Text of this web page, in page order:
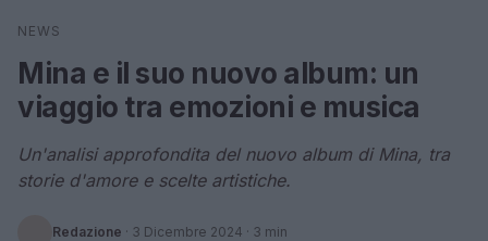
Cerca
NEWS
Mina e il suo nuovo album: un
viaggio tra emozioni e musica
Un'analisi approfondita del nuovo album di Mina, tra
storie d'amore e scelte artistiche.
Redazione · 3 Dicembre 2024 · 3 min